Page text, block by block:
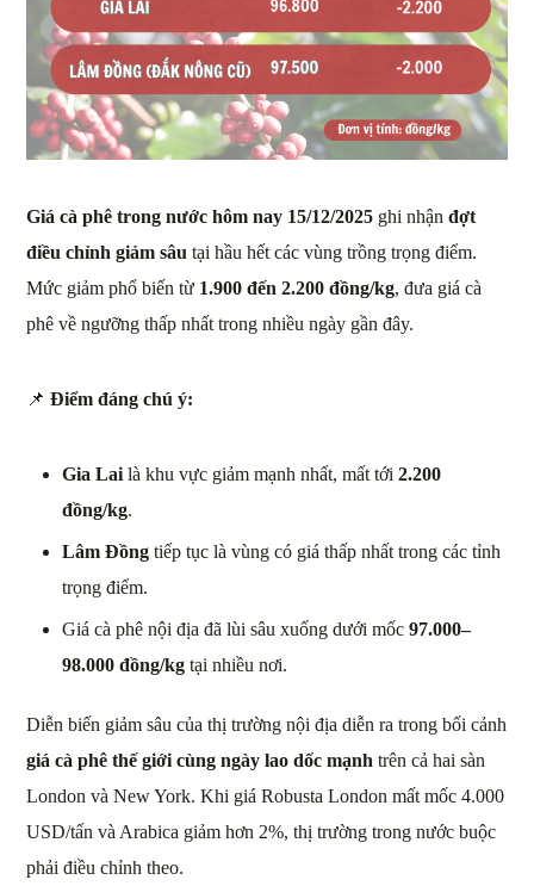
Giá cà phê trong nước hôm nay 15/12/2025 ghi nhậnđợt
điều chỉnh giảm sâu tại hầu hết các vùng trồng trọng điểm.
Mức giảm phổ biến từ 1.900 đến 2.200 đồng/kg, đưa giá cà
phê về ngưỡng thấp nhất trong nhiều ngày gần đây.
📌Điểm đáng chú ý:
Gia Lai là khu vực giảm mạnh nhất, mất tới2.200
đồng/kg.
Lâm Đồng tiếp tục là vùng có giá thấp nhất trong các tỉnh
trọng điểm.
Giá cà phê nội địa đã lùi sâu xuống dưới mốc97.000–
98.000 đồng/kg tại nhiều nơi.
Diễn biến giảm sâu của thị trường nội địa diễn ra trong bối cảnh
giá cà phê thế giới cùng ngày lao dốc mạnh trên cả hai sàn
London và New York. Khi giá Robusta London mất mốc 4.000
USD/tấn và Arabica giảm hơn 2%, thị trường trong nước buộc
phải điều chỉnh theo.